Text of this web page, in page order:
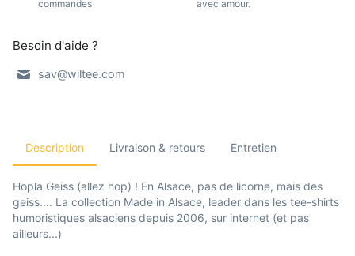
commandes
avec amour.
Besoin d'aide ?
sav@wiltee.com
Description Livraison & retours Entretien
Hopla Geiss (allez hop) ! En Alsace, pas de licorne, mais des
geiss.... La collection Made in Alsace, leader dans les tee-shirts
humoristiques alsaciens depuis 2006, sur internet (et pas
ailleurs...)